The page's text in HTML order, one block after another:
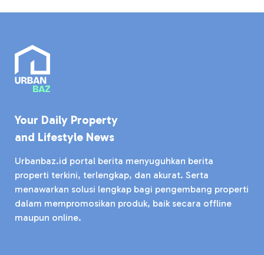
Your Daily Property
and Lifestyle News
Urbanbaz.id portal berita menyuguhkan berita
properti terkini, terlengkap, dan akurat. Serta
menawarkan solusi lengkap bagi pengembang properti
dalam mempromosikan produk, baik secara offline
maupun online.